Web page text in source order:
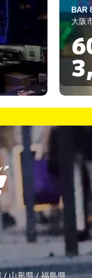
えが
大阪
/山形県/福島県